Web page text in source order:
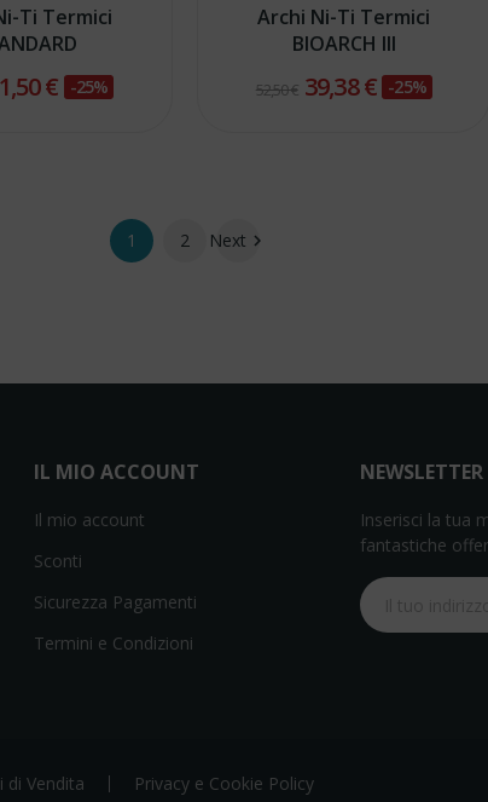
Ti Termici
€ -25%
Archi Ni-Ti Termici
BIOARCH III
52,50 € 39,38 € -25%
1 2 Next 
IL MIO ACCOUNT
Il mio account
Sconti
Sicurezza Pagamenti
Termini e Condizioni
NEWSLETTER
Inserisci la tua
fantastiche
di Vendita Privacy e Cookie Policy